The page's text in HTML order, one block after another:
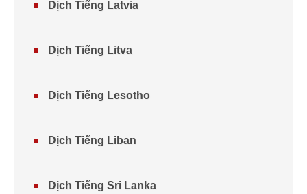
Dịch Tiếng Latvia
Dịch Tiếng Litva
Dịch Tiếng Lesotho
Dịch Tiếng Liban
Dịch Tiếng Sri Lanka